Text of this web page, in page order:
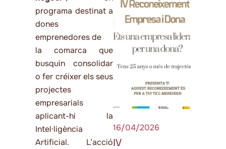
programa destinat a
dones
emprenedores de
la comarca que
busquin consolidar
o fer créixer els seus
projectes
empresarials
aplicant-hi la
Intel·ligència
Artificial. L’acció
16/04/2026
IV